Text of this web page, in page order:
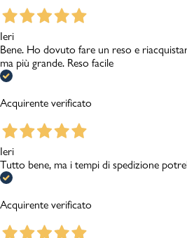
Ieri
Bene. Ho dovuto fare un reso e
ma più grande. Reso facile
Acquirente verificato
Ieri
Tutto bene, ma i tempi di spedizione
Acquirente verificato